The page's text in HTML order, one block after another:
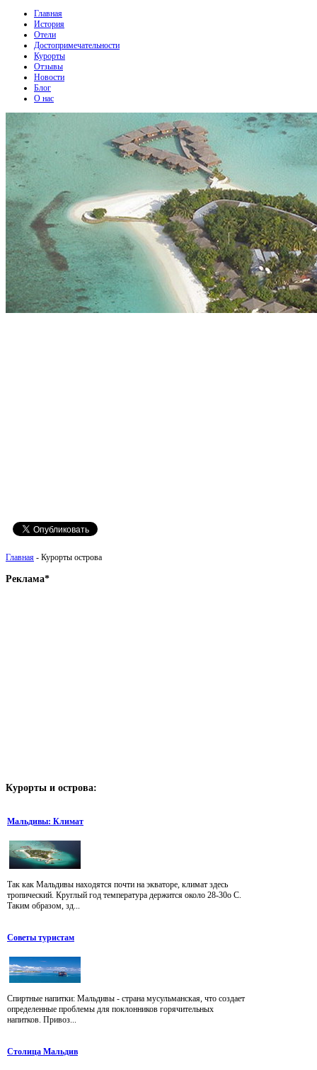
Главная
История
Отели
Достопримечательности
Курорты
Отзывы
Новости
Блог
О нас
Главная - Курорты острова
Реклама*
Курорты и острова:
Мальдивы: Климат
Так как Мальдивы находятся почти на экваторе, климат здесь
тропический. Круглый год температура держится около 28-30о С.
Таким образом, зд...
Советы туристам
Спиртные напитки: Мальдивы - страна мусульманская, что создает
определенные проблемы для поклонников горячительных
напитков. Привоз...
Столица Мальдив